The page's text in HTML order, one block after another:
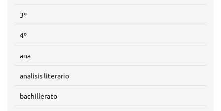
3º
4º
ana
analisis literario
bachillerato